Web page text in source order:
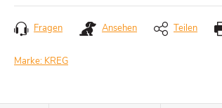
Fragen Ansehen Teilen
Marke: KREG